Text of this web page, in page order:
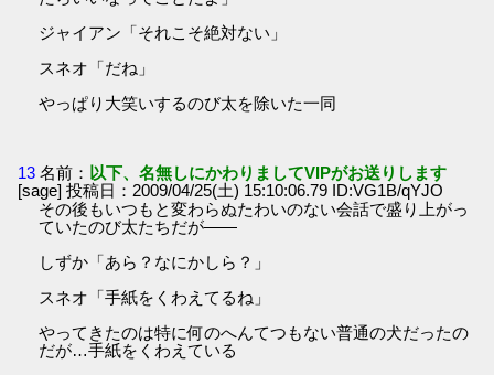
ジャイアン「それこそ絶対ない」
スネオ「だね」
やっぱり大笑いするのび太を除いた一同
13 名前： 以下、名無しにかわりましてVIPがお送りします
[sage] 投稿日：2009/04/25(土) 15:10:06.79 ID:VG1B/qYJO
その後もいつもと変わらぬたわいのない会話で盛り上がっ
ていたのび太たちだが――
しずか「あら？なにかしら？」
スネオ「手紙をくわえてるね」
やってきたのは特に何のへんてつもない普通の犬だったの
だが…手紙をくわえている